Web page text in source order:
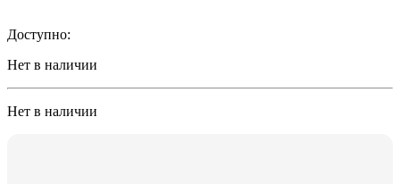
Доступно:
Нет в наличии
Нет в наличии